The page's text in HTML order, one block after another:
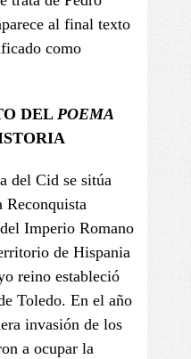
al final texto
como
DEL POEMA
del Cid se sitúa
Reconquista
Imperio Romano
de Hispania
reino estableció
Toledo. En el año
invasión de los
a ocupar la